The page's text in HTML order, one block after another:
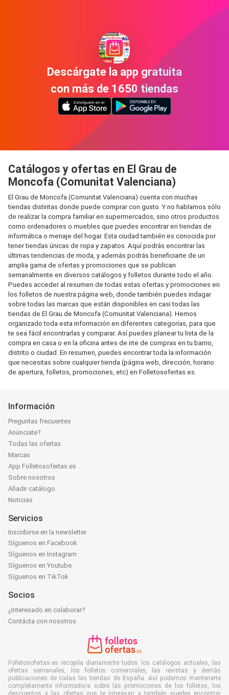
Descárgate la app gratuita
con más de 1650 tiendas
Catálogos y ofertas en El Grau de
Moncofa (Comunitat Valenciana)
El Grau de Moncofa (Comunitat Valenciana) cuenta con muchas
tiendas distintas donde puede comprar con gusto. Y no hablamos sólo
de realizar la compra familiar en supermercados, sino otros productos
como ordenadores o muebles que puedes encontrar en tiendas de
informática o menaje del hogar. Esta ciudad también es conocida por
tener tiendas únicas de ropa y zapatos. Aquí podrás encontrar las
últimas tendencias de moda, y además podrás beneficiarte de un
amplia gama de ofertas y promociones que se publican
semanalmente en diversos catálogos y folletos durante todo el año.
Puedes acceder al resumen de todas estas ofertas y promociones en
los folletos de nuestra página web, donde también puedes indagar
sobre todas las marcas que están disponibles en casi todas las
tiendas de El Grau de Moncofa (Comunitat Valenciana). Hemos
organizado toda esta información en diferentes categorías, para que
te sea fácil encontrarlas y comparar. Así puedes planear tu lista de la
compra en casa o en la oficina antes de irte de compras en tu barrio,
distrito o ciudad. En resumen, puedes encontrar toda la información
que necesitas sobre cualquier tienda (página web, dirección, horario
de apertura, folletos, promociones, etc) en Folletosofertas.es.
Información
Preguntas frecuentes
Anúnciate?
Todas las ofertas
Marcas
App Folletosofertas.es
Sobre nosotros
Añadir catálogo
Noticias
Servicios
Inscribirse en la newsletter
Síguenos en Facebook
Síguenos en Instagram
Síguenos en Youtube
Síguenos en TikTok
Socios
¿Interesado en colaborar?
Contácta con nosotros
Folletosofertas.es recopila diariamente todos los catálogos actuales, las
ofertas semanales, los folletos comerciales, las revistas y demás
publicaciones de todas las tiendas de España. Así podemos mantenerte
completamente informado/a sobre las promociones de los folletos, los
descuentos y las ofertas que te interesan y también puedes encontrar